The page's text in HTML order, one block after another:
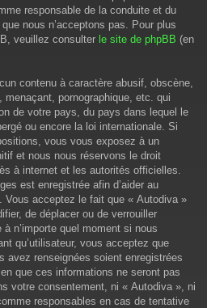
responsable de la conduite et du
nous n’acceptons pas. Pour plus
veuillez consulter le site de phpBB (en
contenu à caractère abusif, obscène,
pornographique, etc. qui
de votre pays, du pays dans lequel le
ou encore la loi internationale. Si
vous vous exposez à un
et nous nous réservons le droit
à internet et les autorités officielles.
est enregistrée afin d’aider au
Vous acceptez le fait que « Autodiva »
de déplacer ou de verrouiller
n’importe quel moment si nous
qu’utilisateur, vous acceptez que
avez renseignées soient enregistrées
que ces informations ne seront pas
votre consentement, ni « Autodiva », ni
responsables en cas de tentative